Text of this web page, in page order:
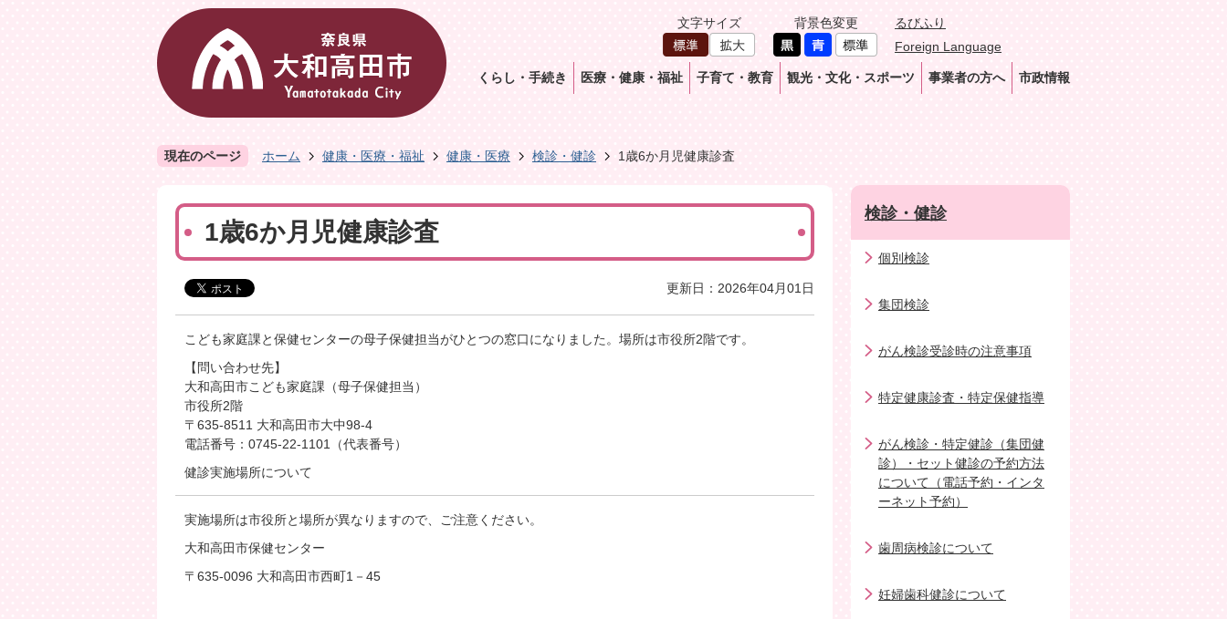
文字サイズ 背景色変更
るびふり
Foreign Language
くらし・手続き 医療・健康・福祉 子育て・教育 観光・文化・スポーツ 事業者の方へ 市政情報
現在のページ ホーム 健康・医療・福祉 健康・医療 検診・健診 1歳6か月児健康診査
1歳6か月児健康診査
更新日：2026年04月01日
こども家庭課と保健センターの母子保健担当がひとつの窓口になりました。場所は市役所2階です。
【問い合わせ先】
大和高田市こども家庭課（母子保健担当）
市役所2階
〒635-8511 大和高田市大中98-4
電話番号：0745-22-1101（代表番号）
健診実施場所について
実施場所は市役所と場所が異なりますので、ご注意ください。
大和高田市保健センター
〒635-0096 大和高田市西町1－45
検診・健診
個別検診
集団検診
がん検診受診時の注意事項
特定健康診査・特定保健指導
がん検診・特定健診（集団健
診）・セット健診の予約方法
について（電話予約・インタ
ーネット予約）
歯周病検診について
妊婦歯科健診について